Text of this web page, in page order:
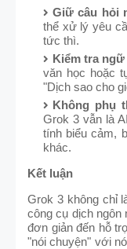
Giữ câu hỏi
thể xử lý yêu
tức thì.
Kiểm tra ngữ
văn học hoặc
"Dịch sao cho
Không phụ
Grok 3 vẫn là
tính biểu cảm,
khác.
Kết luận
Grok 3 không chỉ
công cụ dịch ngôn
đơn giản đến hỗ
"nói chuyện" với